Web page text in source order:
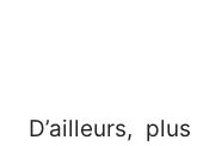
D’ailleurs,